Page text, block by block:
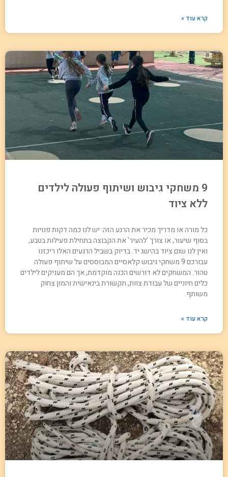
קרא עוד »
9 משחקי גיבוש ושיתוף פעולה לילדים
ללא ציוד
כל מורה או מדריך מכיר את הרגע הזה: יש לנו כמה דקות פנויות
בסוף שיעור, או צורך 'להעיר' את הקבוצה בתחילת פעילות בטבע,
ואין לנו שום ציוד בהישג יד. בדיוק בשביל הרגעים האלו ריכזנו
עבורכם 9 משחקי גיבוש קלאסיים המבוססים על שיתוף פעולה
טהור. המשחקים לא דורשים הכנה מוקדמת, אך הם מעניקים לילדים
כלים חיוניים של עבודת צוות, תקשורת בינאישית והמון צחוק
משותף.
קרא עוד »